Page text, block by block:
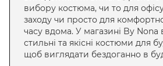
вибору костюма, чи то для
заходу чи просто для
часу вдома. У магазині By Nona
стильні та якісні костюми для
щоб виглядати бездоганно в